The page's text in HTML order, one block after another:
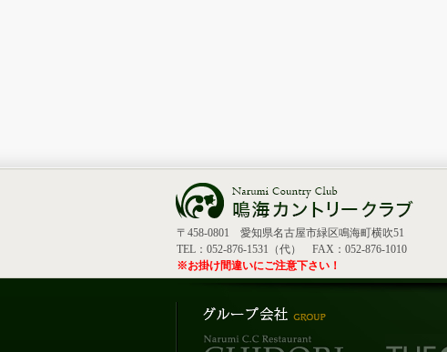
〒458-0801 愛知県名古屋市緑区鳴海町横吹51
TEL：052-876-1531（代） FAX：052-876-1010
※お掛け間違いにご注意下さい！